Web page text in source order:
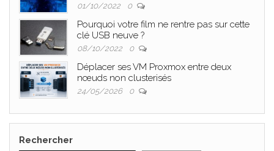
01/10/2022 0
Pourquoi votre film ne rentre pas sur cette
clé USB neuve ?
08/10/2022 0
Déplacer ses VM Proxmox entre deux
nœuds non clusterisés
24/05/2026 0
Rechercher